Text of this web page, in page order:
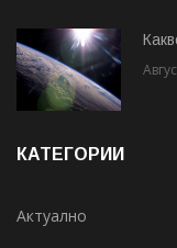
КАТЕГОРИИ
Актуално